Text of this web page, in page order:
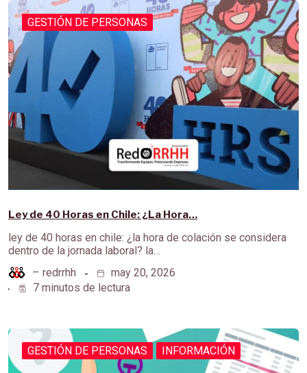
GESTIÓN DE PERSONAS
Ley de 40 Horas en Chile: ¿La Hora…
ley de 40 horas en chile: ¿la hora de colación se considera
dentro de la jornada laboral? la…
– redrrhh
may 20, 2026
7 minutos de lectura
GESTIÓN DE PERSONAS INFORMACIÓN